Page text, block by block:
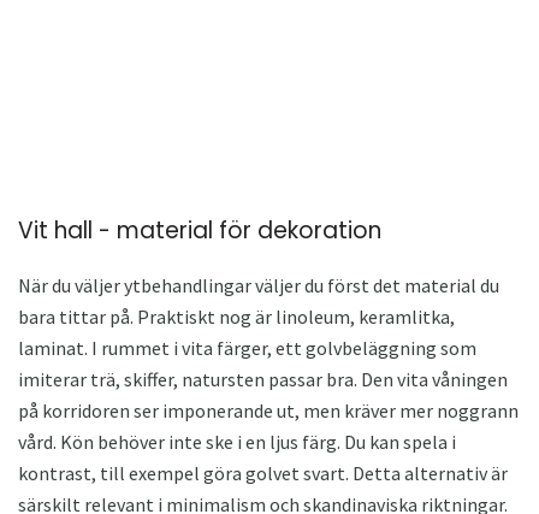
Vit hall - material för dekoration
När du väljer ytbehandlingar väljer du först det material du
bara tittar på. Praktiskt nog är linoleum, keramlitka,
laminat. I rummet i vita färger, ett golvbeläggning som
imiterar trä, skiffer, natursten passar bra. Den vita våningen
på korridoren ser imponerande ut, men kräver mer noggrann
vård. Kön behöver inte ske i en ljus färg. Du kan spela i
kontrast, till exempel göra golvet svart. Detta alternativ är
särskilt relevant i minimalism och skandinaviska riktningar.